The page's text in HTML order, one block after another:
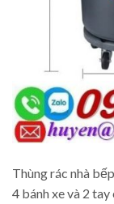
Thùng rác nhà
4 bánh xe và 2